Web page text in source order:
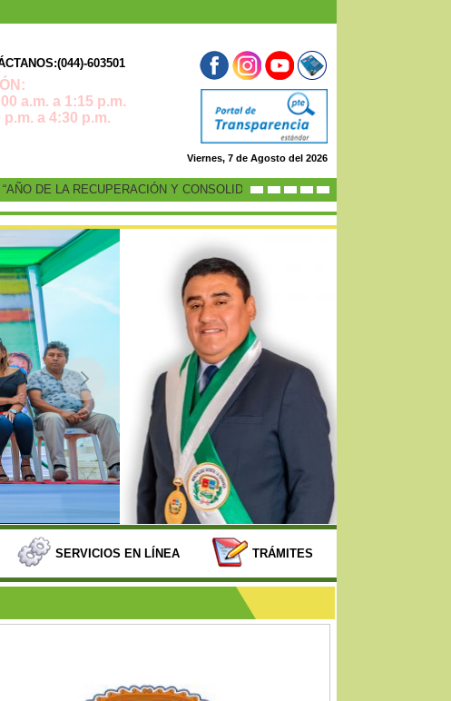
603501
a.m. a 1:15 p.m.
p.m.
Viernes, 7 de Agosto del 2026
DE LA RECUPERACIÓN Y CONSOLIDACIÓN DE LA ECONOMÍA PERUANA”
SERVICIOS EN LÍNEA TRÁMITES